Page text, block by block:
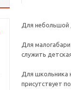
Для небольшой
Для
служить
Для школьника
присутствует